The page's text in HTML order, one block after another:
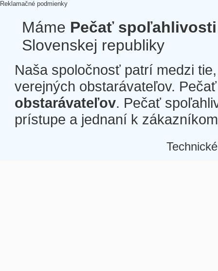
Reklamačné podmienky
Máme Pečať spoľahlivosti
Slovenskej republiky
Naša spoločnosť patrí medzi
verejných obstarávateľov.
obstarávateľov. Pečať
prístupe a jednaní k